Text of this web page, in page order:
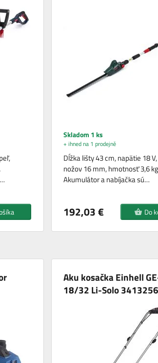
Skladom 1 ks
+ ihned na 1 prodejně
Dĺžka lišty 43 cm, napätie 18
nožov 16 mm, hmotnosť 3,6
Akumulátor a nabíjačka sú…
192,03 € Do
Aku kosačka Einhell
18/32 Li-Solo 3413256